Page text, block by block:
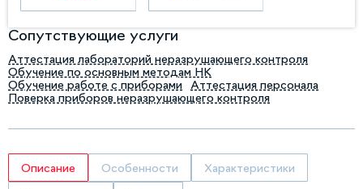
Сопутствующие услуги
Аттестация лабораторий неразрушающего контроля
Обучение по основным методам НК
Обучение работе с приборами
Аттестация персонала
Поверка приборов неразрушающего контроля
Описание Особенности Характеристики